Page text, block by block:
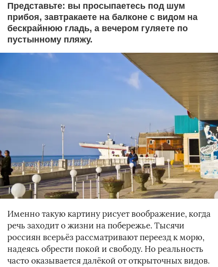
Представьте: вы просыпаетесь под шум
прибоя, завтракаете на балконе с видом на
бескрайнюю гладь, а вечером гуляете по
пустынному пляжу.
Именно такую картину рисует воображение, когда
речь заходит о жизни на побережье. Тысячи
россиян всерьёз рассматривают переезд к морю,
надеясь обрести покой и свободу. Но реальность
часто оказывается далёкой от открыточных видов.